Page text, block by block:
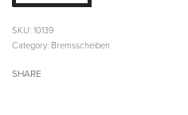
SKU: 10139
Category: Bremsscheiben
SHARE